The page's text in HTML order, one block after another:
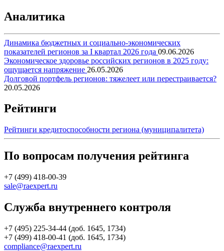
Аналитика
Динамика бюджетных и социально-экономических
показателей регионов за I квартал 2026 года 09.06.2026
Экономическое здоровье российских регионов в 2025 году:
ощущается напряжение 26.05.2026
Долговой портфель регионов: тяжелеет или перестраивается?
20.05.2026
Рейтинги
Рейтинги кредитоспособности региона (муниципалитета)
По вопросам получения рейтинга
+7 (499) 418-00-39
sale@raexpert.ru
Служба внутреннего контроля
+7 (495) 225-34-44 (доб. 1645, 1734)
+7 (499) 418-00-41 (доб. 1645, 1734)
compliance@raexpert.ru